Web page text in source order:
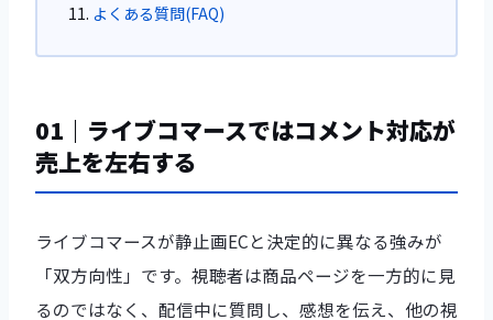
よくある質問(FAQ)
01｜ライブコマースではコメント対応が
売上を左右する
ライブコマースが静止画ECと決定的に異なる強みが
「双方向性」です。視聴者は商品ページを一方的に見
るのではなく、配信中に質問し、感想を伝え、他の視